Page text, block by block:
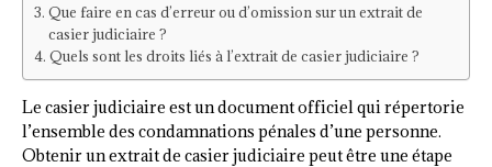
Que faire en cas d’erreur ou d’omission sur un extrait de
casier judiciaire ?
Quels sont les droits liés à l’extrait de casier judiciaire ?
Le casier judiciaire est un document officiel qui répertorie
l’ensemble des condamnations pénales d’une personne.
Obtenir un extrait de casier judiciaire peut être une étape